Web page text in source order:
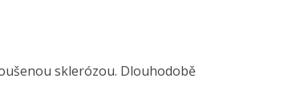
sklerózou. Dlouhodobě